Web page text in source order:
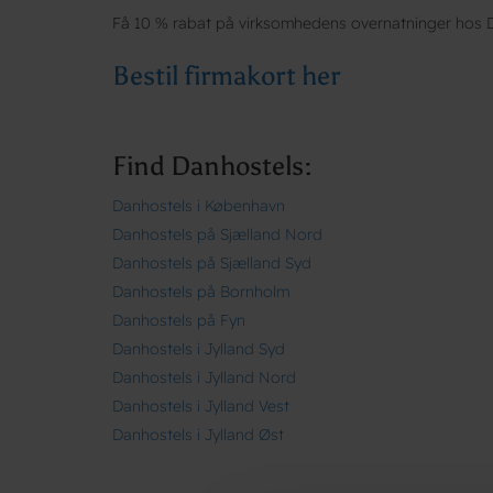
Få 10 % rabat på virksomhedens overnatninger hos
Bestil firmakort her
Find Danhostels:
Danhostels i København
Danhostels på Sjælland Nord
Danhostels på Sjælland Syd
Danhostels på Bornholm
Danhostels på Fyn
Danhostels i Jylland Syd
Danhostels i Jylland Nord
Danhostels i Jylland Vest
Danhostels i Jylland Øst